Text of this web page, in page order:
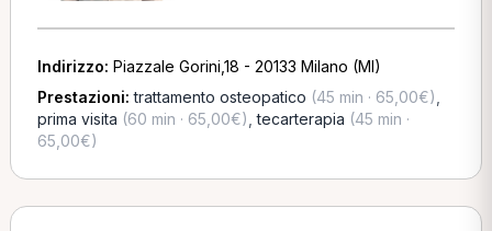
Indirizzo: Piazzale Gorini,18 - 20133 Milano (MI)
Prestazioni:trattamento osteopatico (45 min · 65,00€)
prima visita (60 min · 65,00€) ,tecarterapia (45 min ·
65,00€)